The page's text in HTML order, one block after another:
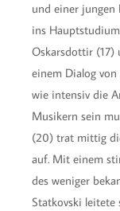
und einer jungen
ins
Oskarsdottir (17)
einem Dialog von
wie intensiv die
Musikern sein
(20) trat mittig
auf. Mit einem
des weniger
Statkovski leitete